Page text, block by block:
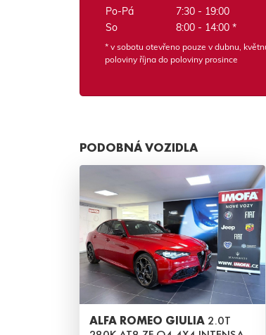
Po-Pá
7:30 - 19:00
So
8:00 - 14:00 *
* v sobotu otevřeno pouze v dubnu,
poloviny října do poloviny prosince
PODOBNÁ VOZIDLA
ALFA ROMEO GIULIA 2.0T